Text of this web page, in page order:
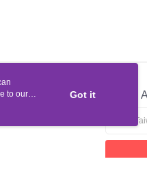
Official
to our
Got it